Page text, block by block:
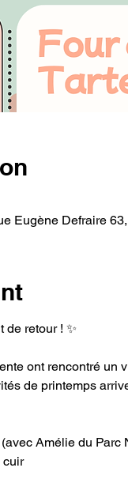
Eugène Defraire
retour ! ✨
ont rencontré un
de printemps
Amélie du Parc